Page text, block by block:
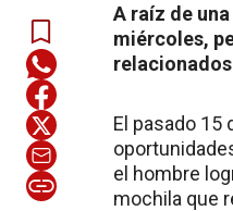
A raíz de
miércoles,
El pasado 15
el hombre
mochila que